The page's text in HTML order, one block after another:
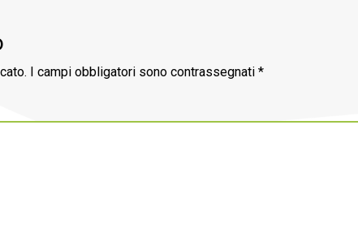
I campi obbligatori sono contrassegnati *